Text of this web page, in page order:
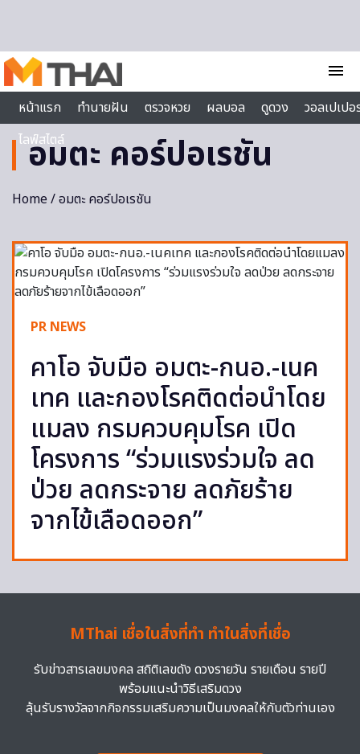
menu
หน้าแรก
ทำนายฝัน ตรวจหวย ผลบอล ดูดวง
วอลเปเป
ไลฟ์สไตล์
อมตะ คอร์ปอเรชัน
Home/ อมตะ คอร์ปอเรชัน
PR NEWS
คาโอ จับมือ อมตะ-กนอ.-เนค
เทค และกองโรคติดต่อนำโดย
แมลง กรมควบคุมโรค เปิด
โครงการ “ร่วมแรงร่วมใจ ลด
ป่วย ลดกระจาย ลดภัยร้าย
จากไข้เลือดออก”
MThai เชื่อในสิ่งที่ทำ ทำในสิ่งที่เชื่อ
รับข่าวสารเลขมงคล สถิติเลขดัง ดวงรายวัน รายเดือน รายปี
พร้อมแนะนำวิธีเสริมดวง
ลุ้นรับรางวัลจากกิจกรรมเสริมความเป็นมงคลให้กับตัวท่านเอง